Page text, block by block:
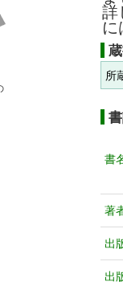
詳
に
所
書
著
出
出